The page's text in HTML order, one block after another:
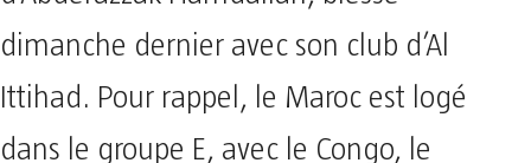
dimanche dernier avec son club d’Al
Ittihad. Pour rappel, le Maroc est logé
dans le groupe E, avec le Congo, le